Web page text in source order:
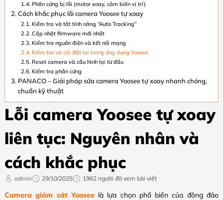
Phần cứng bị lỗi (motor xoay, cảm biến vị trí)
Cách khắc phục lỗi camera Yoosee tự xoay
Kiểm tra và tắt tính năng “Auto Tracking”
Cập nhật firmware mới nhất
Kiểm tra nguồn điện và kết nối mạng
Kiểm tra và cài đặt lại trong ứng dụng Yoosee
Reset camera và cấu hình lại từ đầu
Kiểm tra phần cứng
PANACO – Giải pháp sửa camera Yoosee tự xoay nhanh chóng,
chuẩn kỹ thuật
Lỗi camera Yoosee tự xoay
liên tục: Nguyên nhân và
cách khắc phục
admin 29/10/2025 1962 người đã xem bài viết
Camera giám sát Yooseelà lựa chọn phổ biến của đông đảo